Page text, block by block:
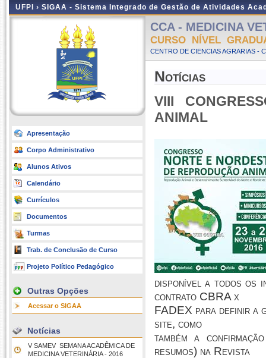
UFPI › SIGAA - Sistema Integrado de Gestão de Atividades
Apresentação
Corpo Administrativo
Alunos Ativos
Calendário
Currículos
Documentos
Turmas
Trab. de Conclusão de Curso
Projeto Político Pedagógico
Outras Opções
Acessar o SIGAA
Notícias
V SAMEV  SEMANA ACADÊMICA DE
MEDICINA VETERINÁRIA - 2016
CCA - MEDICINA
CURSO NÍVEL
CENTRO DE CIENCIAS AGRARIAS -
Notícias
VIII
ANIMAL
disponível a todos os
contrato CBRA x
FADEX para definir a
site, como
também a
resumos) na Revista